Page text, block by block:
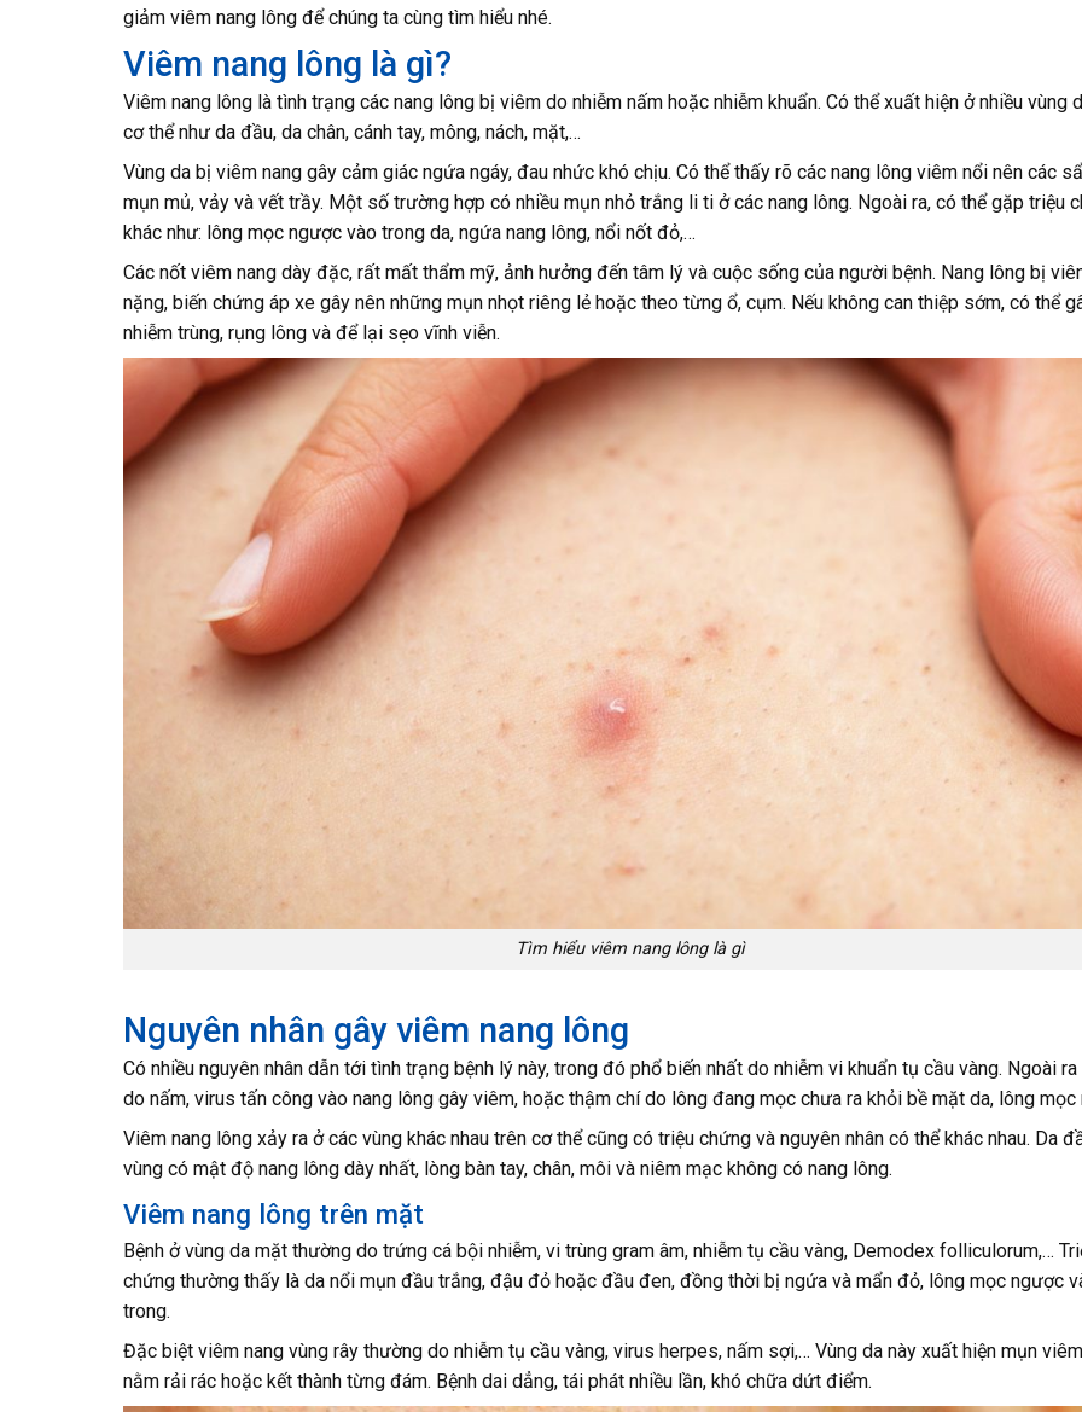
giảm viêm nang lông để chúng ta cùng tìm hiểu nhé.
Viêm nang lông là gì?
Viêm nang lông là tình trạng các nang lông bị viêm do nhiễm nấm hoặc nhiễm khuẩn. Có thể xuất hiện ở nhiều vùng
cơ thể như da đầu, da chân, cánh tay, mông, nách, mặt,…
Vùng da bị viêm nang gây cảm giác ngứa ngáy, đau nhức khó chịu. Có thể thấy rõ các nang lông viêm nổi nên các
mụn mủ, vảy và vết trầy. Một số trường hợp có nhiều mụn nhỏ trắng li ti ở các nang lông. Ngoài ra, có thể gặp triệu
khác như: lông mọc ngược vào trong da, ngứa nang lông, nổi nốt đỏ,…
Các nốt viêm nang dày đặc, rất mất thẩm mỹ, ảnh hưởng đến tâm lý và cuộc sống của người bệnh. Nang lông bị
nặng, biến chứng áp xe gây nên những mụn nhọt riêng lẻ hoặc theo từng ổ, cụm. Nếu không can thiệp sớm, có thể
nhiễm trùng, rụng lông và để lại sẹo vĩnh viễn.
Tìm hiểu viêm nang lông là gì
Nguyên nhân gây viêm nang lông
Có nhiều nguyên nhân dẫn tới tình trạng bệnh lý này, trong đó phổ biến nhất do nhiễm vi khuẩn tụ cầu vàng. Ngoài
do nấm, virus tấn công vào nang lông gây viêm, hoặc thậm chí do lông đang mọc chưa ra khỏi bề mặt da, lông mọc
Viêm nang lông xảy ra ở các vùng khác nhau trên cơ thể cũng có triệu chứng và nguyên nhân có thể khác nhau. Da
vùng có mật độ nang lông dày nhất, lòng bàn tay, chân, môi và niêm mạc không có nang lông.
Viêm nang lông trên mặt
Bệnh ở vùng da mặt thường do trứng cá bội nhiễm, vi trùng gram âm, nhiễm tụ cầu vàng, Demodex folliculorum,…
chứng thường thấy là da nổi mụn đầu trắng, đậu đỏ hoặc đầu đen, đồng thời bị ngứa và mẩn đỏ, lông mọc ngược
trong.
Đặc biệt viêm nang vùng rây thường do nhiễm tụ cầu vàng, virus herpes, nấm sợi,… Vùng da này xuất hiện mụn
nằm rải rác hoặc kết thành từng đám. Bệnh dai dẳng, tái phát nhiều lần, khó chữa dứt điểm.